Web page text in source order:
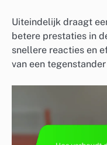
Uiteindelijk draagt
betere prestaties in
snellere reacties en
van een